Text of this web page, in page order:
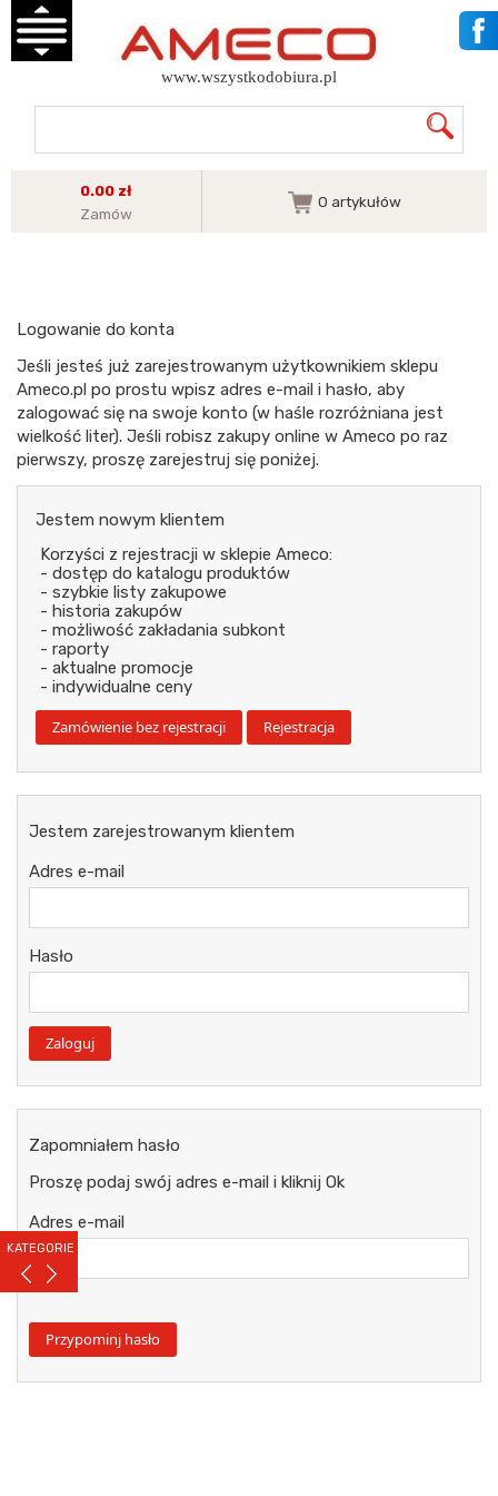
KATEGORIE
www.wszystkodobiura.pl
0.00 zł
Zamów
0 artykułów
Logowanie do konta
Jeśli jesteś już zarejestrowanym użytkownikiem sklepu
Ameco.pl po prostu wpisz adres e-mail i hasło, aby
zalogować się na swoje konto (w haśle rozróżniana jest
wielkość liter). Jeśli robisz zakupy online w Ameco po raz
pierwszy, proszę zarejestruj się poniżej.
Jestem nowym klientem
Korzyści z rejestracji w sklepie Ameco:
- dostęp do katalogu produktów
- szybkie listy zakupowe
- historia zakupów
- możliwość zakładania subkont
- raporty
- aktualne promocje
- indywidualne ceny
Jestem zarejestrowanym klientem
Adres e-mail
Hasło
Zapomniałem hasło
Proszę podaj swój adres e-mail i kliknij Ok
Adres e-mail